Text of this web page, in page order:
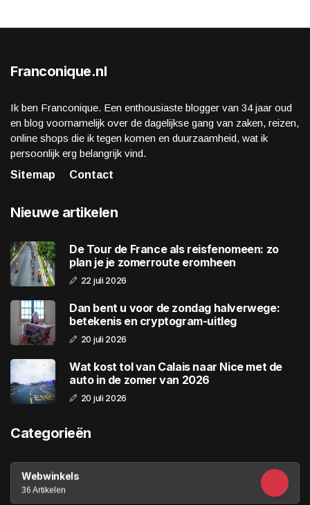
Franconique.nl
Ik ben Franconique. Een enthousiaste blogger van 34 jaar oud
en blog voornamelijk over de dagelijkse gang van zaken, reizen,
online shops die ik tegen komen en duurzaamheid, wat ik
persoonlijk erg belangrijk vind.
Sitemap
Contact
Nieuwe artikelen
De Tour de France als reisfenomeen: zo
plan je je zomerroute eromheen
22 juli 2026
Dan bent u voor de zondag halverwege:
betekenis en cryptogram-uitleg
20 juli 2026
Wat kost tol van Calais naar Nice met de
auto in de zomer van 2026
20 juli 2026
Categorieën
Webwinkels
36 Artikelen